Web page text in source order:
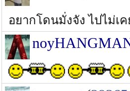
อยากโดนมั่งจัง ไปไม่เ